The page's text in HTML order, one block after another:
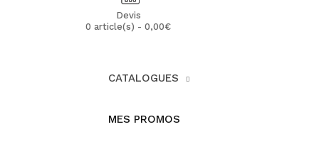
Devis
0 article(s) - 0,00€
CATALOGUES
MES PROMOS